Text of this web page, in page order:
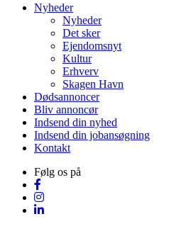
Nyheder
Nyheder
Det sker
Ejendomsnyt
Kultur
Erhverv
Skagen Havn
Dødsannoncer
Bliv annoncør
Indsend din nyhed
Indsend din jobansøgning
Kontakt
Følg os på